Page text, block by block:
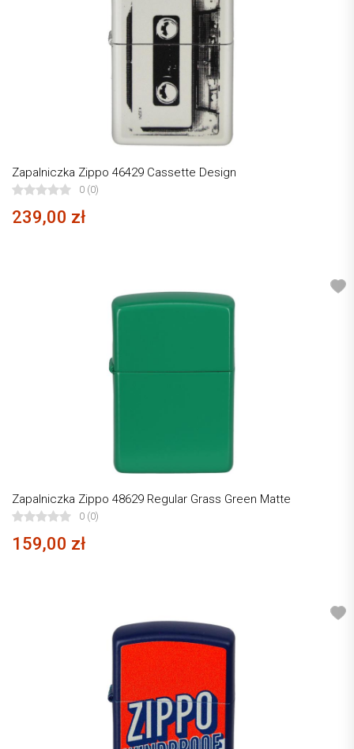
Zapalniczka Zippo 46429 Cassette Design
0 (0)
239,00 zł
Zapalniczka Zippo 48629 Regular Grass Green Matte
0 (0)
159,00 zł